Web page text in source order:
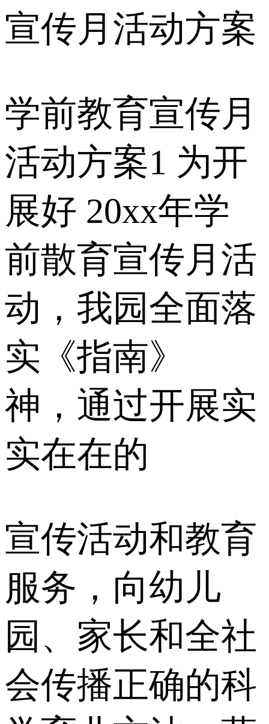
宣传月活动方案
学前教育宣传月
活动方案1 为开
展好 20xx年学
前散育宣传月活
动，我园全面落
实《指南》
神，通过开展实
实在在的
宣传活动和教育
服务，向幼儿
园、家长和全社
会传播正确的科